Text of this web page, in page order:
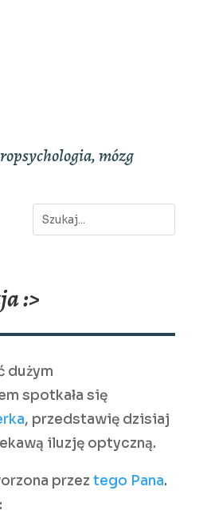
mózg
:>
dużym
spotkała się
, przedstawię dzisiaj
iluzję optyczną.
przez tego Pana.